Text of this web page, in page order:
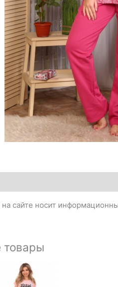
сайте носит
товары